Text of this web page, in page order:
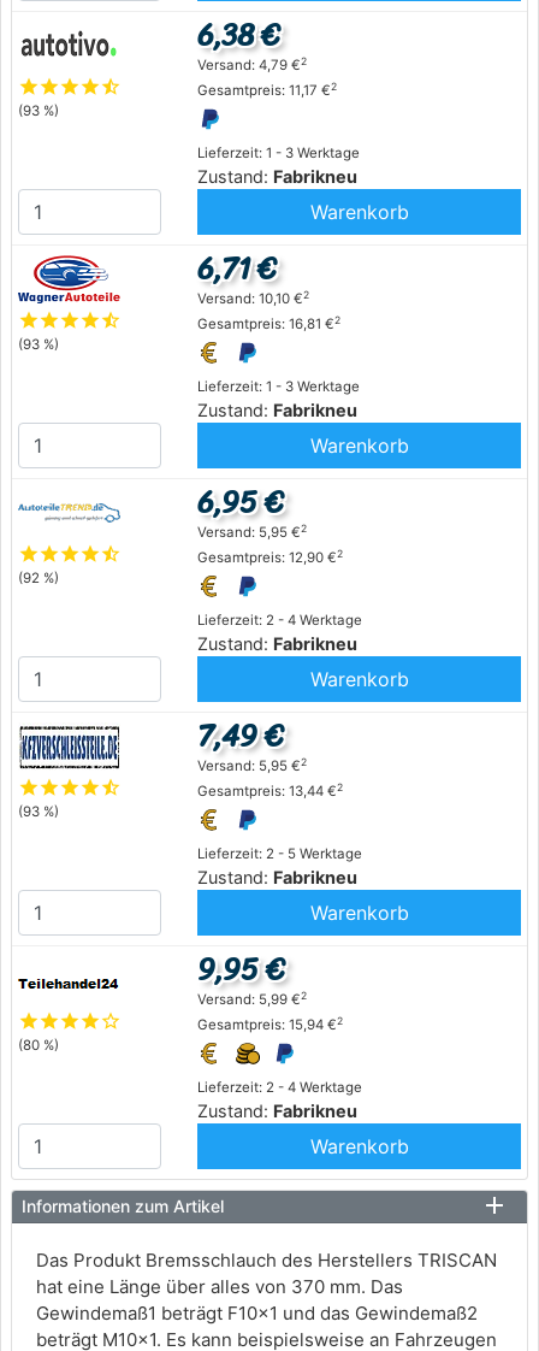
starstarstarstarstar_half
(93 %)
Lieferzeit: 1 - 3 Werktage
Zustand: Fabrikneu
6,38 €
Versand: 4,79 €2
Gesamtpreis: 11,17 €2
Warenkorb
starstarstarstarstar_half
(93 %)
Lieferzeit: 1 - 3 Werktage
Zustand: Fabrikneu
6,71 €
Versand: 10,10 €2
Gesamtpreis: 16,81 €2
Warenkorb
starstarstarstarstar_half
(92 %)
Lieferzeit: 2 - 4 Werktage
Zustand: Fabrikneu
6,95 €
Versand: 5,95 €2
Gesamtpreis: 12,90 €2
Warenkorb
starstarstarstarstar_half
(93 %)
Lieferzeit: 2 - 5 Werktage
Zustand: Fabrikneu
7,49 €
Versand: 5,95 €2
Gesamtpreis: 13,44 €2
Warenkorb
starstarstarstarstar_outline
(80 %)
Lieferzeit: 2 - 4 Werktage
Zustand: Fabrikneu
9,95 €
Versand: 5,99 €2
Gesamtpreis: 15,94 €2
Warenkorb
Informationen zum Artikel
Das Produkt Bremsschlauch des Herstellers TRISCAN
hat eine Länge über alles von 370 mm. Das
Gewindemaß1 beträgt F10x1 und das Gewindemaß2
beträgt M10x1. Es kann beispielsweise an Fahrzeugen